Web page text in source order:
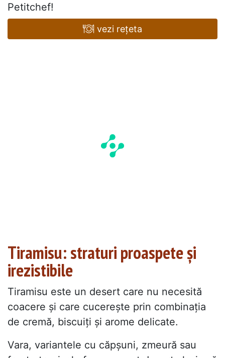
Petitchef!
vezi rețeta
Tiramisu: straturi proaspete și
irezistibile
Tiramisu este un desert care nu necesită
coacere și care cucerește prin combinația
de cremă, biscuiți și arome delicate.
Vara, variantele cu căpșuni, zmeură sau